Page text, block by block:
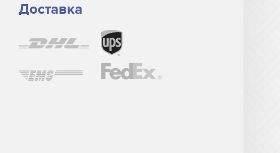
Доставка